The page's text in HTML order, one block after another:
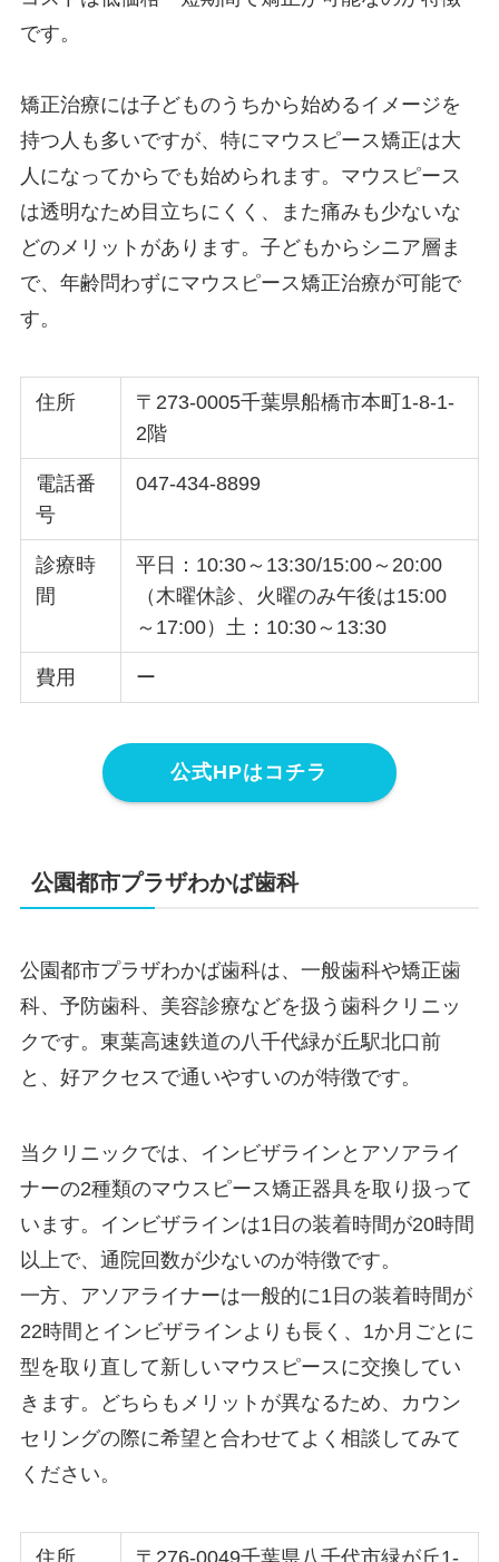
です。
矯正治療には子どものうちから始めるイメージを
持つ人も多いですが、特にマウスピース矯正は大
人になってからでも始められます。マウスピース
は透明なため目立ちにくく、また痛みも少ないな
どのメリットがあります。子どもからシニア層ま
で、年齢問わずにマウスピース矯正治療が可能で
す。
住所
〒273-0005千葉県船橋市本町1-8-1-
2階
電話番
号
047-434-8899
診療時
間
平日：10:30～13:30/15:00～20:00
（木曜休診、火曜のみ午後は15:00
～17:00）土：10:30～13:30
費用 ー
公式HPはコチラ
公園都市プラザわかば歯科
公園都市プラザわかば歯科は、一般歯科や矯正歯
科、予防歯科、美容診療などを扱う歯科クリニッ
クです。東葉高速鉄道の八千代緑が丘駅北口前
と、好アクセスで通いやすいのが特徴です。
当クリニックでは、インビザラインとアソアライ
ナーの2種類のマウスピース矯正器具を取り扱って
います。インビザラインは1日の装着時間が20時間
以上で、通院回数が少ないのが特徴です。
一方、アソアライナーは一般的に1日の装着時間が
22時間とインビザラインよりも長く、1か月ごとに
型を取り直して新しいマウスピースに交換してい
きます。どちらもメリットが異なるため、カウン
セリングの際に希望と合わせてよく相談してみて
ください。
住所
〒276-0049千葉県八千代市緑が丘1-